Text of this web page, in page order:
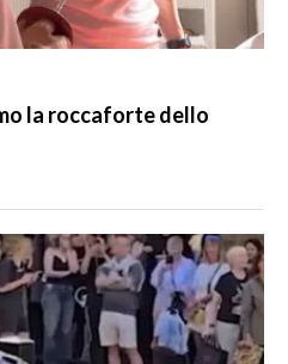
la roccaforte dello